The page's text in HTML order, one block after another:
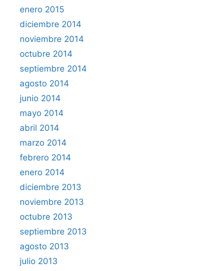
enero 2015
diciembre 2014
noviembre 2014
octubre 2014
septiembre 2014
agosto 2014
junio 2014
mayo 2014
abril 2014
marzo 2014
febrero 2014
enero 2014
diciembre 2013
noviembre 2013
octubre 2013
septiembre 2013
agosto 2013
julio 2013